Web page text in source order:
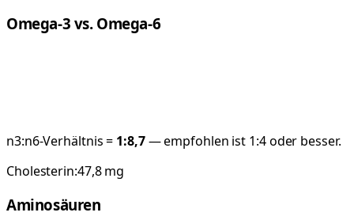
Omega-3 vs. Omega-6
n3:n6-Verhältnis = 1:8,7— empfohlen ist 1:4 oder besser.
Cholesterin:47,8mg
Aminosäuren